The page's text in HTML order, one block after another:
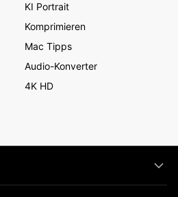
KI Portrait
Komprimieren
Mac Tipps
Audio-Konverter
4K HD